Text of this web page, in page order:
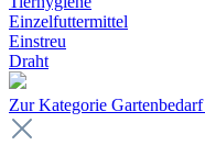
Einzelfuttermittel
Einstreu
Draht
Zur Kategorie Gartenbedarf